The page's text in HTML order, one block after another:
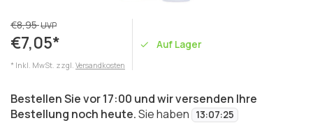
€8,95UVP
€7,05*
* Inkl. MwSt. zzgl. Versandkosten
Auf Lager
Bestellen Sie vor 17:00 und wir versenden Ihre
Bestellung noch heute.Sie haben 13:07:25